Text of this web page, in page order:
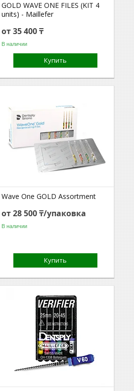
GOLD WAVE ONE FILES (KIT 4
units) - Maillefer
от 35 400 ₸
В наличии
Купить
Wave One GOLD Assortment
от 28 500 ₸/упаковка
В наличии
Купить